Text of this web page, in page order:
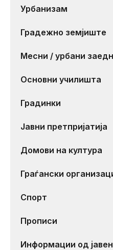
Урбанизам
Градежно земјиште
Месни / урбани
Основни училишта
Градинки
Јавни претпријатија
Домови на култура
Граѓански
Спорт
Прописи
Информации од